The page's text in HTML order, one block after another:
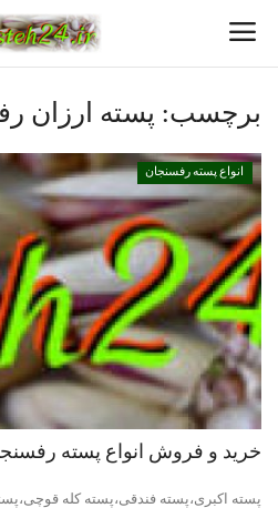
خانه
بهترین پسته رفسنجان
پسته رفسنجان
انواع پسته رفسنجان
پسته اعلا رفسنجان
قیمت روزانه پسته رفسنجان
خرید پسته رفسنجان
برچسب: پسته ارزان
انواع پسته رفسنجان
خرید و فروش انواع پسته
پسته اکبری،پسته فندقی،پسته کله